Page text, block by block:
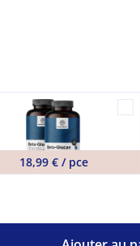
18,99 € / pce